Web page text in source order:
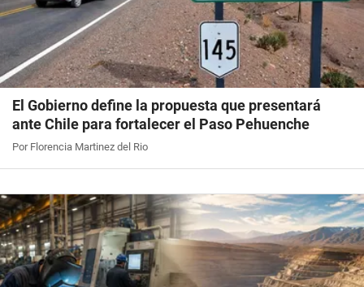
El Gobierno define la propuesta que presentará
ante Chile para fortalecer el Paso Pehuenche
Por Florencia Martinez del Rio